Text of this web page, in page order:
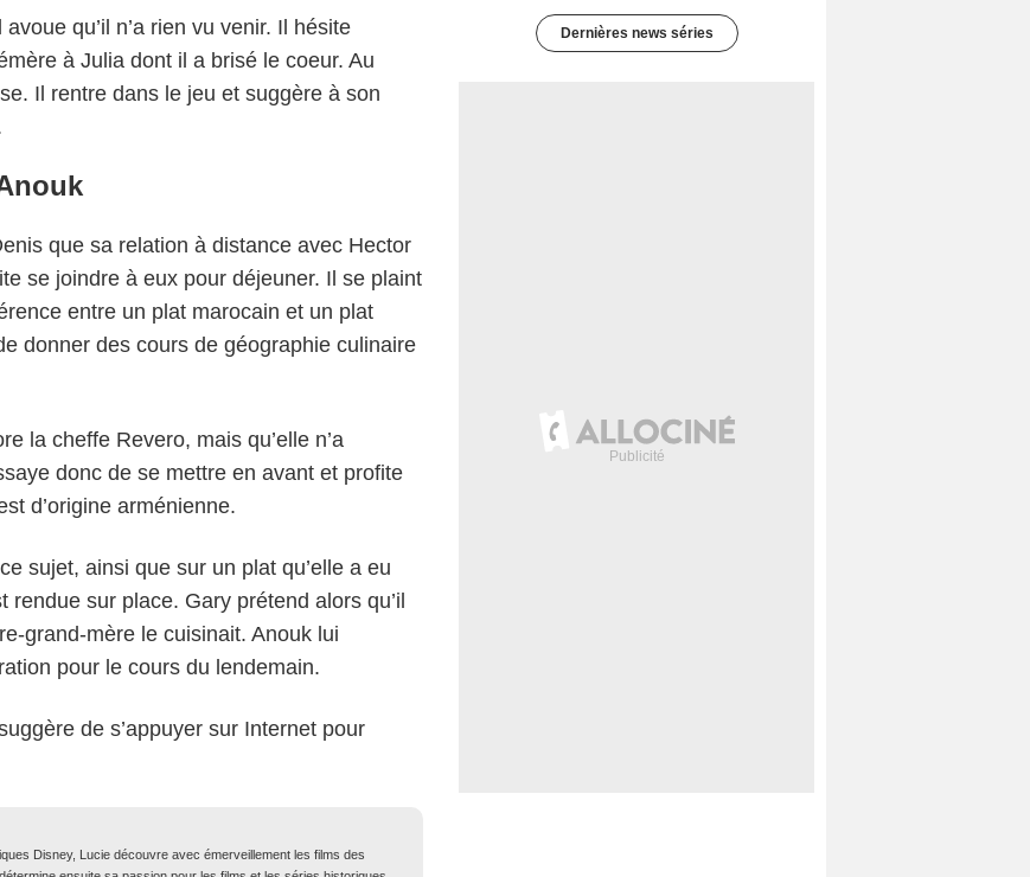
qu’il n’a rien vu venir. Il hésite
à Julia dont il a brisé le coeur. Au
Il rentre dans le jeu et suggère à son
que sa relation à distance avec Hector
se joindre à eux pour déjeuner. Il se plaint
entre un plat marocain et un plat
donner des cours de géographie culinaire
la cheffe Revero, mais qu’elle n’a
donc de se mettre en avant et profite
d’origine arménienne.
sujet, ainsi que sur un plat qu’elle a eu
rendue sur place. Gary prétend alors qu’il
grand-mère le cuisinait. Anouk lui
pour le cours du lendemain.
de s’appuyer sur Internet pour
Disney, Lucie découvre avec émerveillement les films des
Dernières news séries